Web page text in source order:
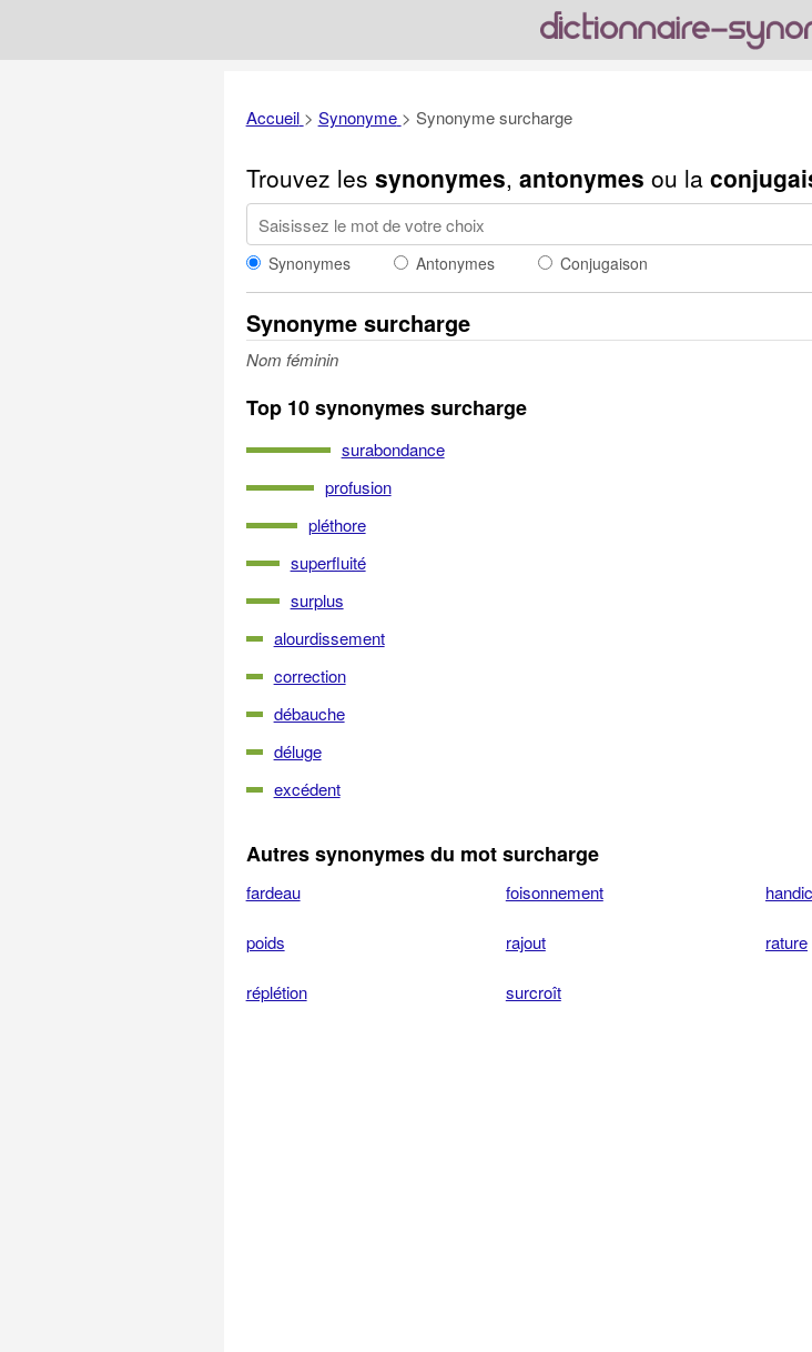
Accueil > Synonyme > Synonyme surcharge
Trouvez les synonymes, antonymes ou la
Synonymes Antonymes Conjugaison
Synonyme surcharge
Nom féminin
Top 10 synonymes surcharge
surabondance
profusion
pléthore
superfluité
surplus
alourdissement
correction
débauche
déluge
excédent
Autres synonymes du mot surcharge
fardeau foisonnement
poids rajout rature
réplétion surcroît